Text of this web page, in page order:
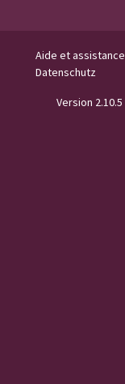
Aide et assistance
Datenschutz
Version 2.10.5